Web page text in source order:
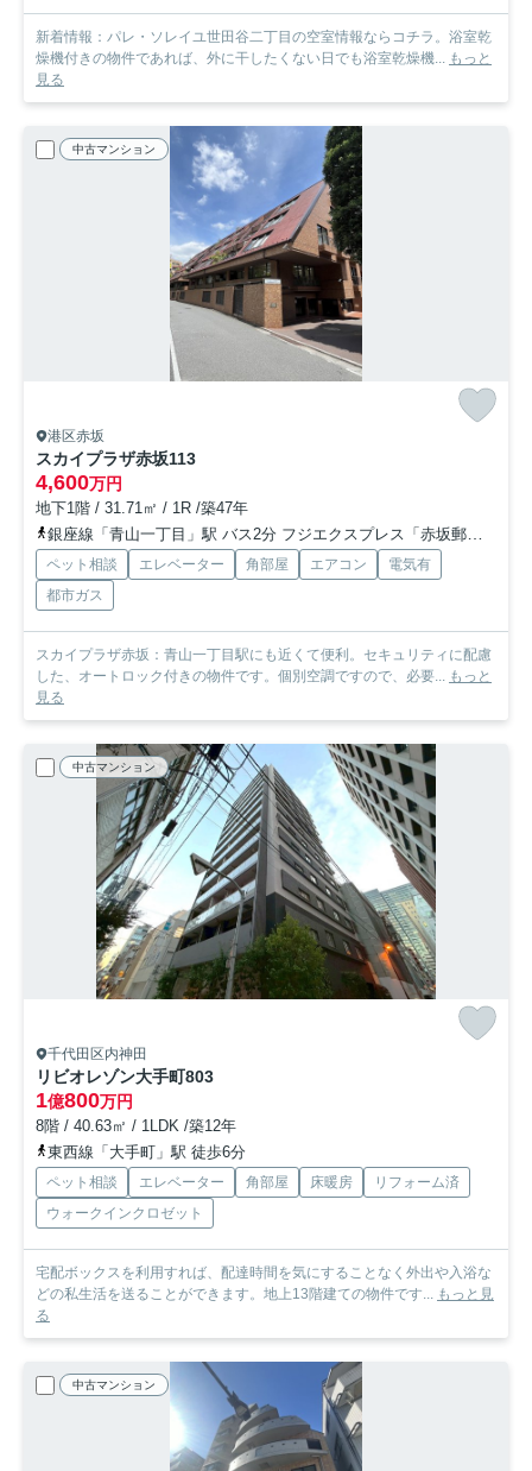
新着情報：パレ・ソレイユ世田谷二丁目の空室情報ならコチラ。浴室乾
燥機付きの物件であれば、外に干したくない日でも浴室乾燥機... もっと
見る
中古マンション
港区赤坂
スカイプラザ赤坂113
4,600万円
地下1階 / 31.71㎡ / 1R /築47年
銀座線「青山一丁目」駅 バス2分 フジエクスプレス「赤坂郵便局前」 停歩5分
ペット相談 エレベーター 角部屋 エアコン
電気有
都市ガス
スカイプラザ赤坂：青山一丁目駅にも近くて便利。セキュリティに配慮
した、オートロック付きの物件です。個別空調ですので、必要... もっと
見る
中古マンション
千代田区内神田
リビオレゾン大手町803
1億800万円
8階 / 40.63㎡ / 1LDK /築12年
東西線「大手町」駅 徒歩6分
ペット相談 エレベーター 角部屋 床暖房
リフォーム済
ウォークインクロゼット
宅配ボックスを利用すれば、配達時間を気にすることなく外出や入浴な
どの私生活を送ることができます。地上13階建ての物件です... もっと見
る
中古マンション